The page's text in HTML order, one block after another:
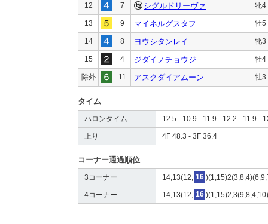
12 7 シグルドリーヴァ 牝4
13 9 マイネルグスタフ 牡5
14 8 ヨウシタンレイ 牝3
15 4 ジダイノチョウジ 牡4
除外 11 アスクダイアムーン 牡3
タイム
ハロンタイム 12.5 - 10.9 - 11.9 - 12.2 - 11.9 -
上り 4F 48.3 - 3F 36.4
コーナー通過順位
3コーナー 14,13(12, 16
4コーナー 14,13(12, 16